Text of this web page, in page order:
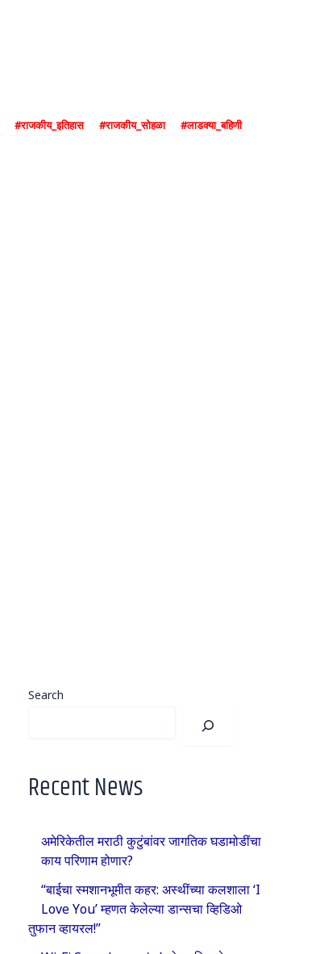
#राजकीय_इतिहास #राजकीय_सोहळा
#लाडक्या_बहिणी
Search
Recent News
अमेरिकेतील मराठी कुटुंबांवर जागतिक घडामोडींचा
काय परिणाम होणार?
“बाईचा स्मशानभूमीत कहर: अस्थींच्या कलशाला ‘I
Love You’ म्हणत केलेल्या डान्सचा व्हिडिओ
तुफान व्हायरल!”